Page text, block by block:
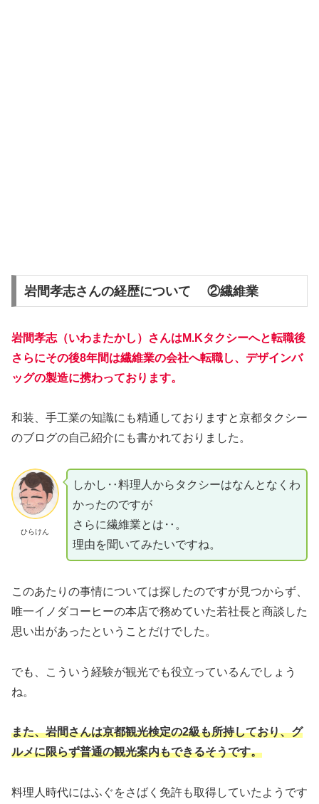
岩間孝志さんの経歴について ②繊維業
岩間孝志（いわまたかし）さんはM.Kタクシーへと転職後
さらにその後8年間は繊維業の会社へ転職し、デザインバ
ッグの製造に携わっております。
和装、手工業の知識にも精通しておりますと京都タクシー
のブログの自己紹介にも書かれておりました。
ひらけん
しかし‥料理人からタクシーはなんとなくわ
かったのですが
さらに繊維業とは‥。
理由を聞いてみたいですね。
このあたりの事情については探したのですが見つからず、
唯一イノダコーヒーの本店で務めていた若社長と商談した
思い出があったということだけでした。
でも、こういう経験が観光でも役立っているんでしょう
ね。
また、岩間さんは京都観光検定の2級も所持しており、グ
ルメに限らず普通の観光案内もできるそうです。
料理人時代にはふぐをさばく免許も取得していたようです